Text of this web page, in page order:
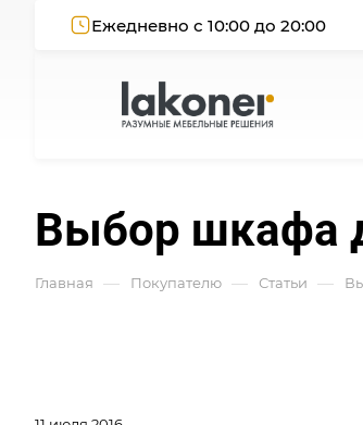
Ежедневно с 10:00 до 20:00
Выбор шкафа
Главная — Покупателю — Статьи —